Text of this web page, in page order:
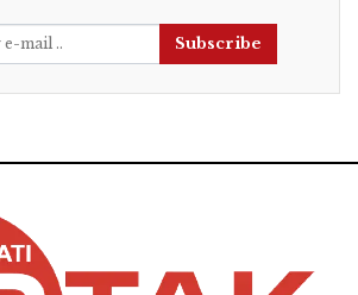
Subscribe